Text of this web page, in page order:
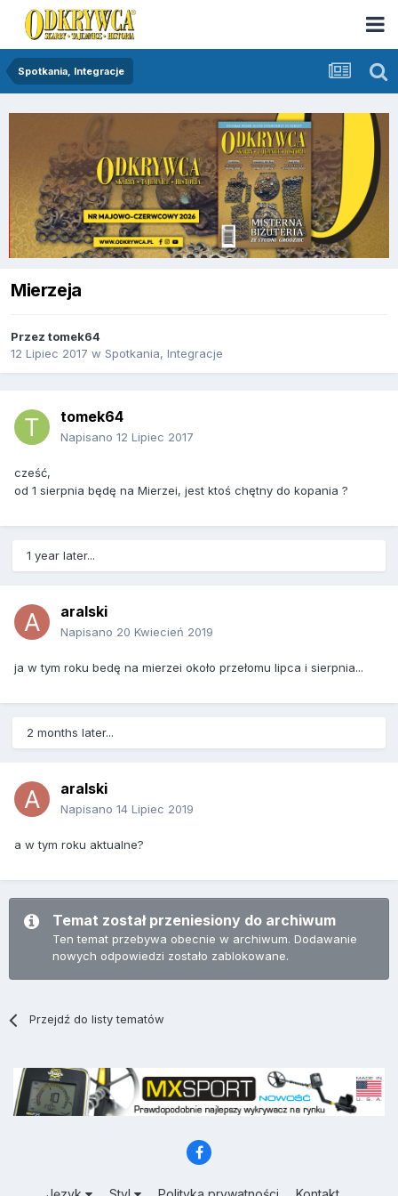
Spotkania, Integracje
Mierzeja
Przez tomek64
12 Lipiec 2017 w Spotkania, Integracje
tomek64
Napisano 12 Lipiec 2017
cześć,
od 1 sierpnia będę na Mierzei, jest ktoś chętny do kopania ?
1 year later...
aralski
Napisano 20 Kwiecień 2019
ja w tym roku bedę na mierzei około przełomu lipca i sierpnia...
2 months later...
aralski
Napisano 14 Lipiec 2019
a w tym roku aktualne?
Temat został przeniesiony do archiwum
Ten temat przebywa obecnie w archiwum. Dodawanie
nowych odpowiedzi zostało zablokowane.
Przejdź do listy tematów